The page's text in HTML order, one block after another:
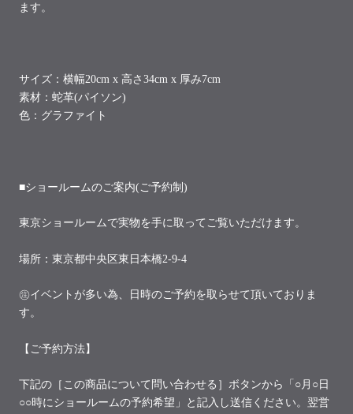
ます。
サイズ：横幅20cm x 高さ34cm x 厚み7cm
素材：蛇革(パイソン)
色：グラファイト
■ショールームのご案内(ご予約制)
東京ショールームで実物を手に取ってご覧いただけます。
場所：東京都中央区東日本橋2-9-4
㊟イベントが多い為、日時のご予約を取らせて頂いておりま
す。
【ご予約方法】
下記の［この商品について問い合わせる］ボタンから「○月○日
○○時にショールームの予約希望」と記入し送信ください。翌営